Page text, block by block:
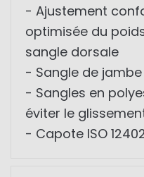
- Ajustement
optimisée du
sangle dorsale
- Sangle de
- Sangles en
éviter le
- Capote ISO